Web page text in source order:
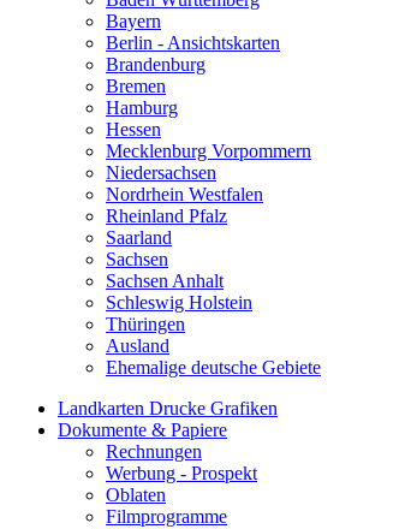
Bayern
Berlin - Ansichtskarten
Brandenburg
Bremen
Hamburg
Hessen
Mecklenburg Vorpommern
Niedersachsen
Nordrhein Westfalen
Rheinland Pfalz
Saarland
Sachsen
Sachsen Anhalt
Schleswig Holstein
Thüringen
Ausland
Ehemalige deutsche Gebiete
Landkarten Drucke Grafiken
Dokumente & Papiere
Rechnungen
Werbung - Prospekt
Oblaten
Filmprogramme